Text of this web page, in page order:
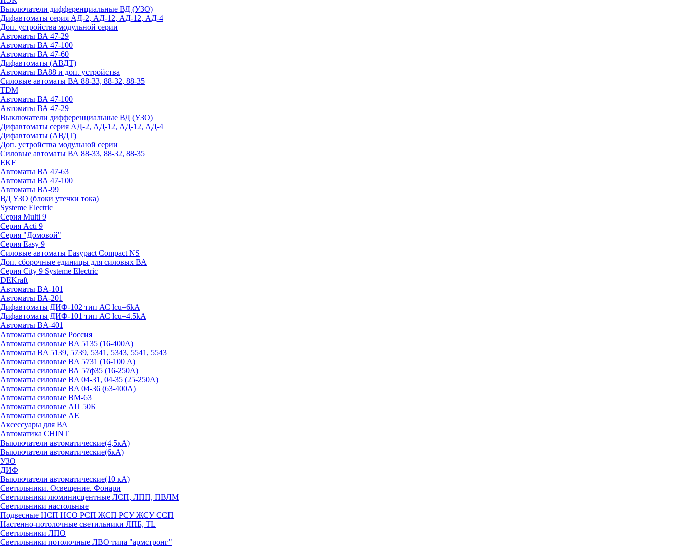
Выключатели дифференциальные ВД (УЗО)
Дифавтоматы серия АД-2, АД-12, АД-12, АД-4
Доп. устройства модульной серии
Автоматы ВА 47-29
Автоматы ВА 47-100
Автоматы ВА 47-60
Дифавтоматы (АВДТ)
Автоматы ВА88 и доп. устройства
Силовые автоматы ВА 88-33, 88-32, 88-35
TDM
Автоматы ВА 47-100
Автоматы ВА 47-29
Выключатели дифференциальные ВД (УЗО)
Дифавтоматы серия АД-2, АД-12, АД-12, АД-4
Дифавтоматы (АВДТ)
Доп. устройства модульной серии
Силовые автоматы ВА 88-33, 88-32, 88-35
EKF
Автоматы ВА 47-63
Автоматы ВА 47-100
Автоматы ВА-99
ВД УЗО (блоки утечки тока)
Systeme Electric
Серия Multi 9
Серия Acti 9
Серия "Домовой"
Серия Easy 9
Силовые автоматы Easypact Compact NS
Доп. сборочные единицы для силовых ВА
Серия City 9 Systeme Electric
DEKraft
Автоматы BA-101
Автоматы ВА-201
Дифавтоматы ДИФ-102 тип АС lcu=6kA
Дифавтоматы ДИФ-101 тип АС lcu=4.5kA
Автоматы BA-401
Автоматы силовые Россия
Автоматы силовые BA 5135 (16-400А)
Автоматы BA 5139, 5739, 5341, 5343, 5541, 5543
Автоматы силовые BA 5731 (16-100 А)
Автоматы силовые ВА 57ф35 (16-250А)
Автоматы силовые BA 04-31, 04-35 (25-250А)
Автоматы силовые BA 04-36 (63-400А)
Автоматы силовые ВМ-63
Автоматы силовые АП 50Б
Автоматы силовые АЕ
Аксессуары для ВА
Автоматика CHINT
Выключатели автоматические(4,5кА)
Выключатели автоматические(6кА)
УЗО
ДИФ
Выключатели автоматические(10 кА)
Светильники. Освещение. Фонари
Светильники люминисцентные ЛСП, ЛПП, ПВЛМ
Светильники настольные
Подвесные НСП НСО РСП ЖСП РСУ ЖСУ ССП
Настенно-потолочные светильники ЛПБ, TL
Светильники ЛПО
Светильники потолочные ЛВО типа "армстронг"